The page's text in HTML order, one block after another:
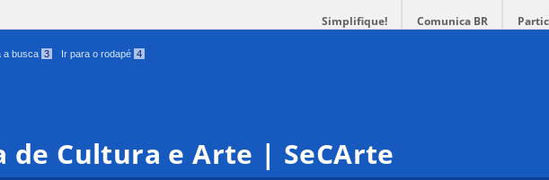
Simplifique! Comunica BR
a busca 3 Ir para o rodapé 4
de Cultura e Arte | SeCArte